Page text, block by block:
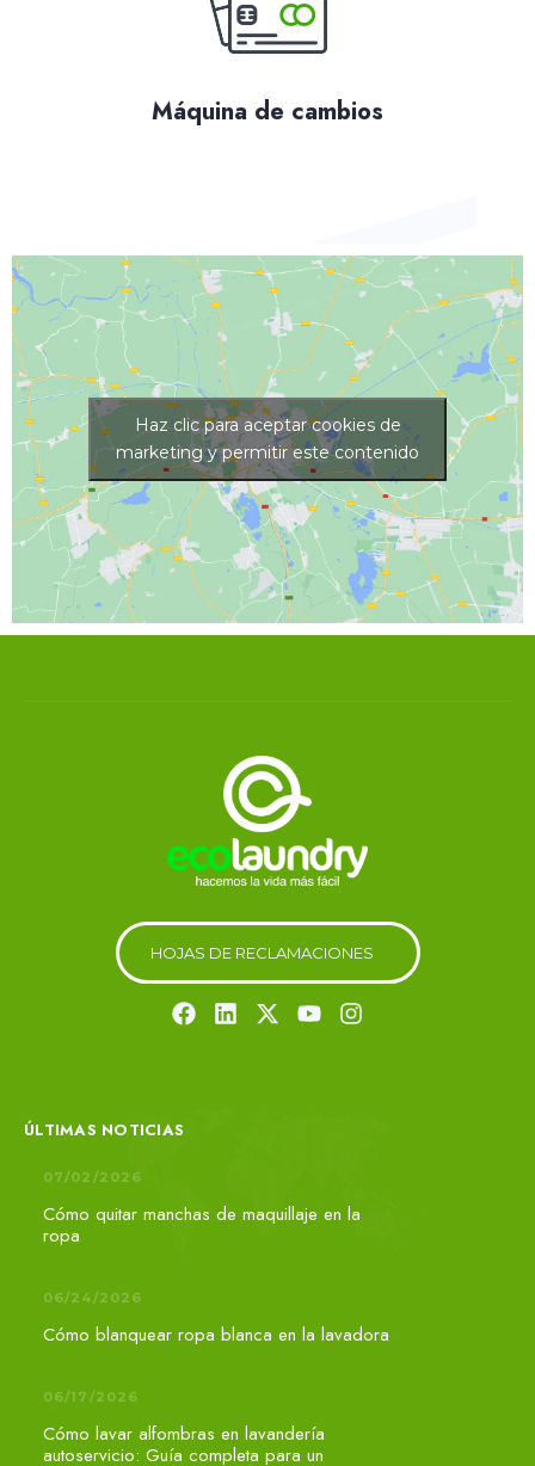
Máquina de cambios
Haz clic para aceptar cookies de
marketing y permitir este contenido
HOJAS DE RECL AMACIONES
ÚLTIMAS NOTICIAS
07/02/2026
Cómo quitar manchas de maquillaje en la
ropa
06/24/2026
Cómo blanquear ropa blanca en la lavadora
06/17/2026
Cómo lavar alfombras en lavandería
autoservicio: Guía completa para un